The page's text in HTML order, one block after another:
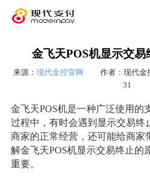
金飞天POS机显示交易
来源： 现代金控官网 作者：现代金
31
金飞天POS机是一种广泛使用的
过程中，有时会遇到显示交易终
商家的正常经营，还可能给商家
解金飞天POS机显示交易终止的
重要。